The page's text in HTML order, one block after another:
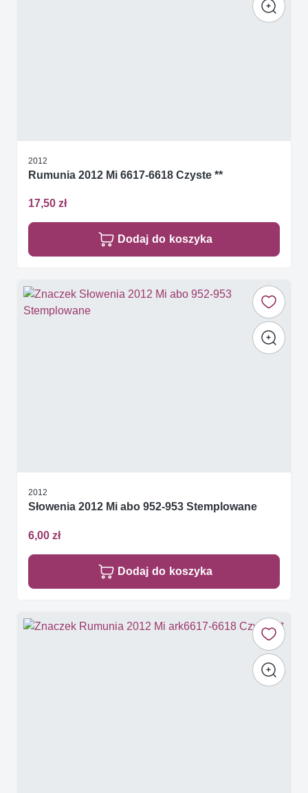
2012
Rumunia 2012 Mi 6617-6618 Czyste **
17,50 zł
Dodaj do koszyka
2012
Słowenia 2012 Mi abo 952-953 Stemplowane
6,00 zł
Dodaj do koszyka